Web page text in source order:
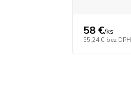
58 €/ks
55,24 € bez DPH